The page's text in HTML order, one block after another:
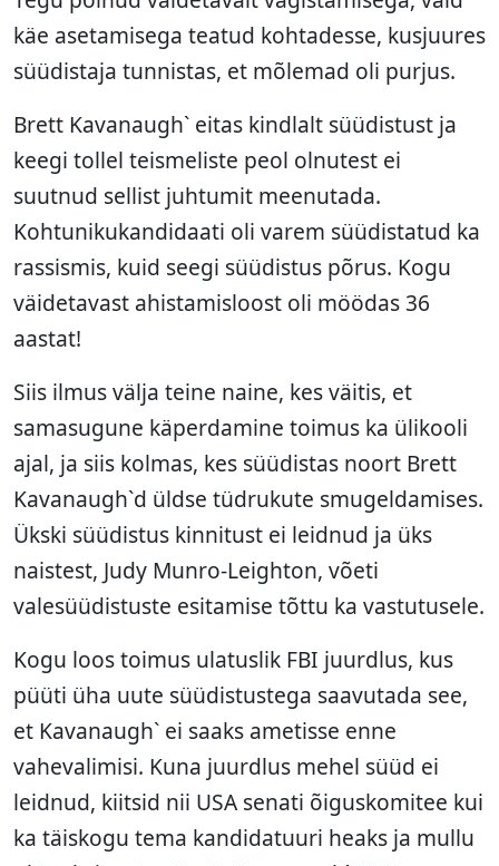
käe asetamisega teatud kohtadesse, kusjuures
süüdistaja tunnistas, et mõlemad oli purjus.
Brett Kavanaugh` eitas kindlalt süüdistust ja
keegi tollel teismeliste peol olnutest ei
suutnud sellist juhtumit meenutada.
Kohtunikukandidaati oli varem süüdistatud ka
rassismis, kuid seegi süüdistus põrus. Kogu
väidetavast ahistamisloost oli möödas 36
aastat!
Siis ilmus välja teine naine, kes väitis, et
samasugune käperdamine toimus ka ülikooli
ajal, ja siis kolmas, kes süüdistas noort Brett
Kavanaugh`d üldse tüdrukute smugeldamises.
Ükski süüdistus kinnitust ei leidnud ja üks
naistest, Judy Munro-Leighton, võeti
valesüüdistuste esitamise tõttu ka vastutusele.
Kogu loos toimus ulatuslik FBI juurdlus, kus
püüti üha uute süüdistustega saavutada see,
et Kavanaugh` ei saaks ametisse enne
vahevalimisi. Kuna juurdlus mehel süüd ei
leidnud, kiitsid nii USA senati õiguskomitee kui
ka täiskogu tema kandidatuuri heaks ja mullu